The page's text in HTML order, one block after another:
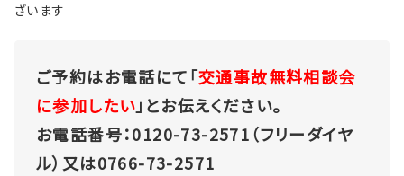
ざいます
ご予約はお電話にて「交通事故無料相談会
に参加したい」とお伝えください。
お電話番号：0120-73-2571（フリーダイヤ
ル）又は0766-73-2571